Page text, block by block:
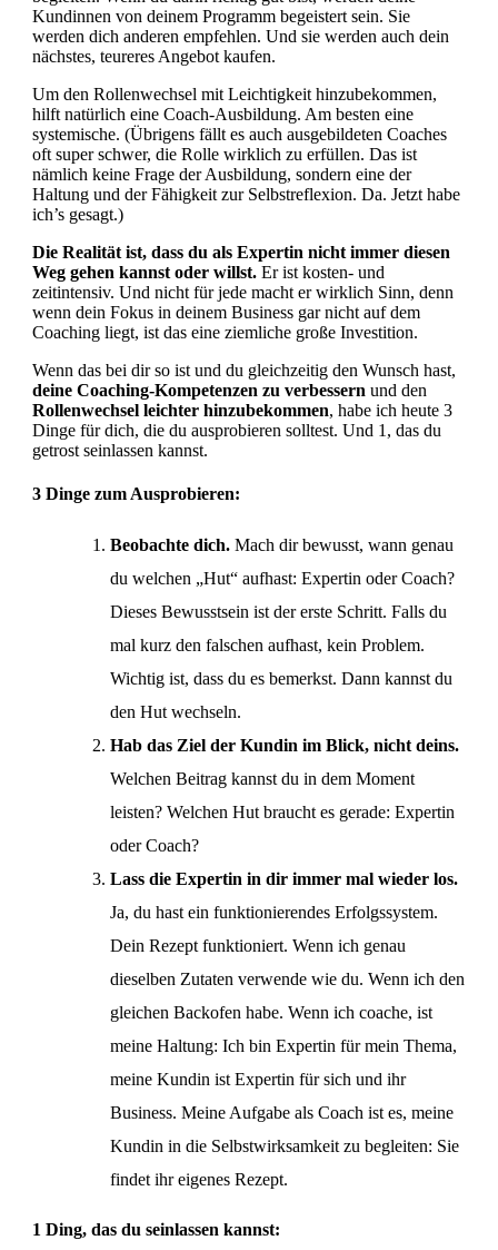
Kundinnen von deinem Programm begeistert sein. Sie
werden dich anderen empfehlen. Und sie werden auch dein
nächstes, teureres Angebot kaufen.
Um den Rollenwechsel mit Leichtigkeit hinzubekommen,
hilft natürlich eine Coach-Ausbildung. Am besten eine
systemische. (Übrigens fällt es auch ausgebildeten Coaches
oft super schwer, die Rolle wirklich zu erfüllen. Das ist
nämlich keine Frage der Ausbildung, sondern eine der
Haltung und der Fähigkeit zur Selbstreflexion. Da. Jetzt habe
ich’s gesagt.)
Die Realität ist, dass du als Expertin nicht immer diesen
Weg gehen kannst oder willst. Er ist kosten- und
zeitintensiv. Und nicht für jede macht er wirklich Sinn, denn
wenn dein Fokus in deinem Business gar nicht auf dem
Coaching liegt, ist das eine ziemliche große Investition.
Wenn das bei dir so ist und du gleichzeitig den Wunsch hast,
deine Coaching-Kompetenzen zu verbessern und den
Rollenwechsel leichter hinzubekommen, habe ich heute 3
Dinge für dich, die du ausprobieren solltest. Und 1, das du
getrost seinlassen kannst.
3 Dinge zum Ausprobieren:
Beobachte dich. Mach dir bewusst, wann genau
du welchen „Hut“ aufhast: Expertin oder Coach?
Dieses Bewusstsein ist der erste Schritt. Falls du
mal kurz den falschen aufhast, kein Problem.
Wichtig ist, dass du es bemerkst. Dann kannst du
den Hut wechseln.
Hab das Ziel der Kundin im Blick, nicht deins.
Welchen Beitrag kannst du in dem Moment
leisten? Welchen Hut braucht es gerade: Expertin
oder Coach?
Lass die Expertin in dir immer mal wieder los.
Ja, du hast ein funktionierendes Erfolgssystem.
Dein Rezept funktioniert. Wenn ich genau
dieselben Zutaten verwende wie du. Wenn ich den
gleichen Backofen habe. Wenn ich coache, ist
meine Haltung: Ich bin Expertin für mein Thema,
meine Kundin ist Expertin für sich und ihr
Business. Meine Aufgabe als Coach ist es, meine
Kundin in die Selbstwirksamkeit zu begleiten: Sie
findet ihr eigenes Rezept.
1 Ding, das du seinlassen kannst: